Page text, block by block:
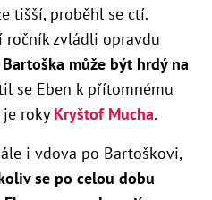
tišší, proběhl se ctí.
ročník zvládli opravdu
může být hrdý na
se Eben k přítomnému
roky Kryštof Mucha.
i vdova po Bartoškovi,
se po celou dobu